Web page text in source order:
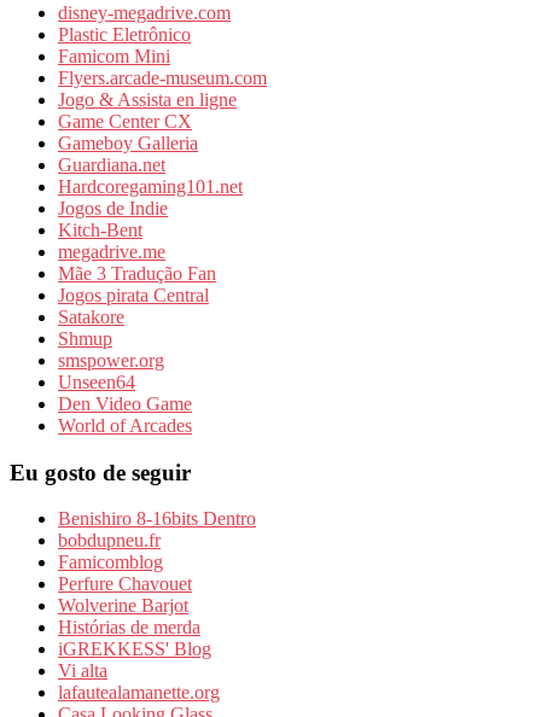
disney-megadrive.com
Plastic Eletrônico
Famicom Mini
Flyers.arcade-museum.com
Jogo & Assista en ligne
Game Center CX
Gameboy Galleria
Guardiana.net
Hardcoregaming101.net
Jogos de Indie
Kitch-Bent
megadrive.me
Mãe 3 Tradução Fan
Jogos pirata Central
Satakore
Shmup
smspower.org
Unseen64
Den Video Game
World of Arcades
Eu gosto de seguir
Benishiro 8-16bits Dentro
bobdupneu.fr
Famicomblog
Perfure Chavouet
Wolverine Barjot
Histórias de merda
iGREKKESS' Blog
Vi alta
lafautealamanette.org